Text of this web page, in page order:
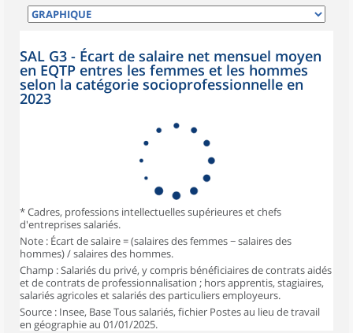
SAL G3 - Écart de salaire net mensuel moyen
en EQTP entres les femmes et les hommes
selon la catégorie socioprofessionnelle en
2023
* Cadres, professions intellectuelles supérieures et chefs
d'entreprises salariés.
Note : Écart de salaire = (salaires des femmes − salaires des
hommes) / salaires des hommes.
Champ : Salariés du privé, y compris bénéficiaires de contrats aidés
et de contrats de professionnalisation ; hors apprentis, stagiaires,
salariés agricoles et salariés des particuliers employeurs.
Source : Insee, Base Tous salariés, fichier Postes au lieu de travail
en géographie au 01/01/2025.